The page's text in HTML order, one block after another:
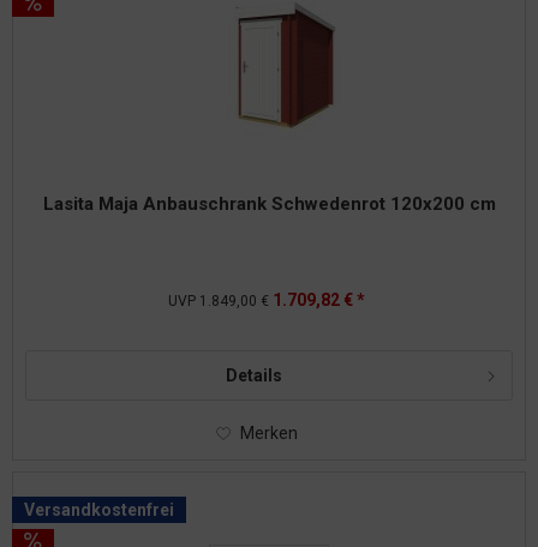
Lasita Maja Anbauschrank Schwedenrot 120x200 cm
UVP 1.849,00 € 1.709,82 € *
Details
Merken
Versandkostenfrei